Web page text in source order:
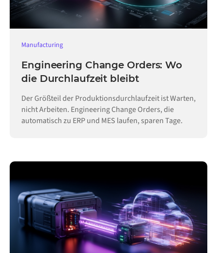
Manufacturing
Engineering Change Orders: Wo
die Durchlaufzeit bleibt
Der Größteil der Produktionsdurchlaufzeit ist Warten,
nicht Arbeiten. Engineering Change Orders, die
automatisch zu ERP und MES laufen, sparen Tage.